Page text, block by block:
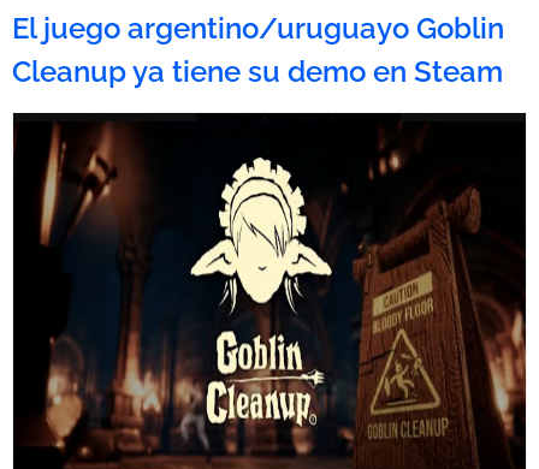
El juego argentino/uruguayo Goblin
Cleanup ya tiene su demo en Steam